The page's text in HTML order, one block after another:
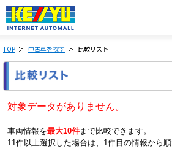
TOP 中古車を探す 比較リスト
対象データがありません。
車両情報を最大10件まで比較できます。
11件以上選択した場合は、1件目の情報から